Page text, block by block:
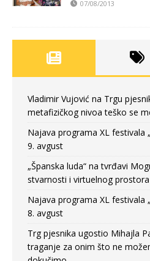
07/08/2013
Vladimir Vujović na Trgu
metafizičkog nivoa teško se
Najava programa XL festivala
9. avgust
„Španska luda“ na tvrđavi
stvarnosti i virtuelnog prostora
Najava programa XL festivala
8. avgust
Trg pjesnika ugostio Mihajla
traganje za onim što ne